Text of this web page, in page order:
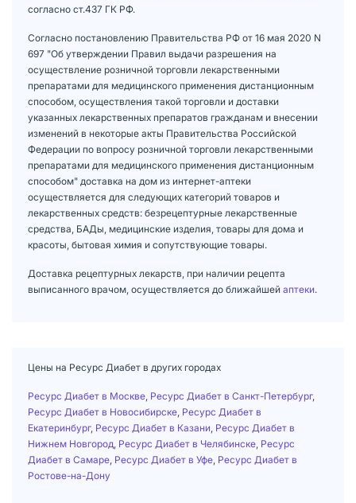
согласно ст.437 ГК РФ.
Согласно постановлению Правительства РФ от 16 мая 2020 N
697 "Об утверждении Правил выдачи разрешения на
осуществление розничной торговли лекарственными
препаратами для медицинского применения дистанционным
способом, осуществления такой торговли и доставки
указанных лекарственных препаратов гражданам и внесении
изменений в некоторые акты Правительства Российской
Федерации по вопросу розничной торговли лекарственными
препаратами для медицинского применения дистанционным
способом" доставка на дом из интернет-аптеки
осуществляется для следующих категорий товаров и
лекарственных средств: безрецептурные лекарственные
средства, БАДы, медицинские изделия, товары для дома и
красоты, бытовая химия и сопутствующие товары.
Доставка рецептурных лекарств, при наличии рецепта
выписанного врачом, осуществляется до ближайшей аптеки.
Цены на Ресурс Диабет в других городах
Ресурс Диабет в Москве Ресурс Диабет в Санкт-Петербург,
Ресурс Диабет в Новосибирске Ресурс Диабет в
Екатеринбург, Ресурс Диабет в Казани Ресурс Диабет в
Нижнем Новгород Ресурс Диабет в Челябинске Ресурс
Диабет в Самаре Ресурс Диабет в Уфе Ресурс Диабет в
Ростове-на-Дону